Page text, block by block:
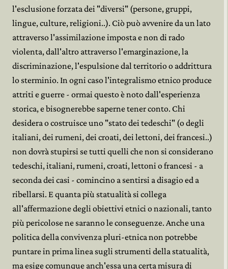
l'esclusione forzata dei "diversi" (persone, gruppi,
lingue, culture, religioni..). Ciò può avvenire da un lato
attraverso l'assimilazione imposta e non di rado
violenta, dall'altro attraverso l'emarginazione, la
discriminazione, l'espulsione dal territorio o addrittura
lo sterminio. In ogni caso l'integralismo etnico produce
attriti e guerre - ormai questo è noto dall'esperienza
storica, e bisognerebbe saperne tener conto. Chi
desidera o costruisce uno "stato dei tedeschi" (o degli
italiani, dei rumeni, dei croati, dei lettoni, dei francesi..)
non dovrà stupirsi se tutti quelli che non si considerano
tedeschi, italiani, rumeni, croati, lettoni o francesi - a
seconda dei casi - comincino a sentirsi a disagio ed a
ribellarsi. E quanta più statualità si collega
all'affermazione degli obiettivi etnici o nazionali, tanto
più pericolose ne saranno le conseguenze. Anche una
politica della convivenza pluri-etnica non potrebbe
puntare in prima linea sugli strumenti della statualità,
ma esige comunque anch'essa una certa misura di